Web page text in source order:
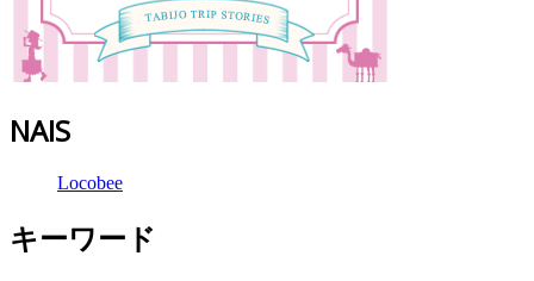
NAIS
Locobee
キーワード